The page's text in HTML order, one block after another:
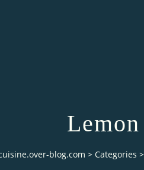
blog.com > Categories >